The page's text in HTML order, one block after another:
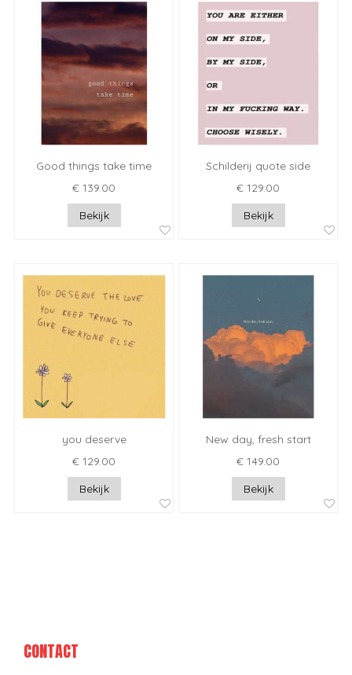
Good things take time
€ 139.00
Bekijk
Schilderij quote side
€ 129.00
Bekijk
you deserve
€ 129.00
Bekijk
New day, fresh start
€ 149.00
Bekijk
CONTACT